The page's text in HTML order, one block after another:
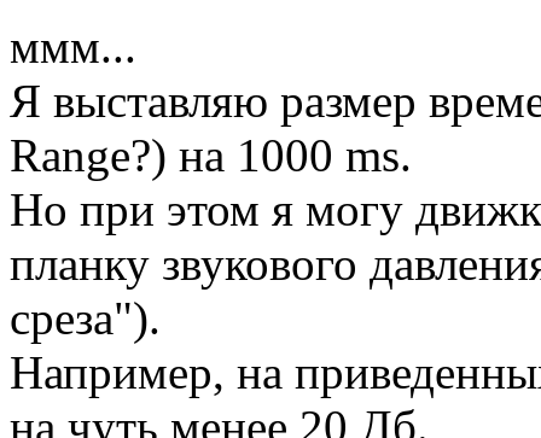
ммм...
Я выставляю размер
Range?) на 1000 ms.
Но при этом я могу
планку звукового
среза").
Например, на
на чуть менее 20 Дб.